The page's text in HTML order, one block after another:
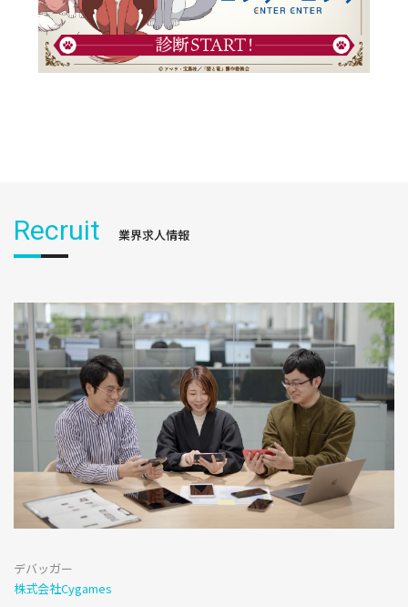
Recruit 業界求人情報
デバッガー
株式会社Cygames